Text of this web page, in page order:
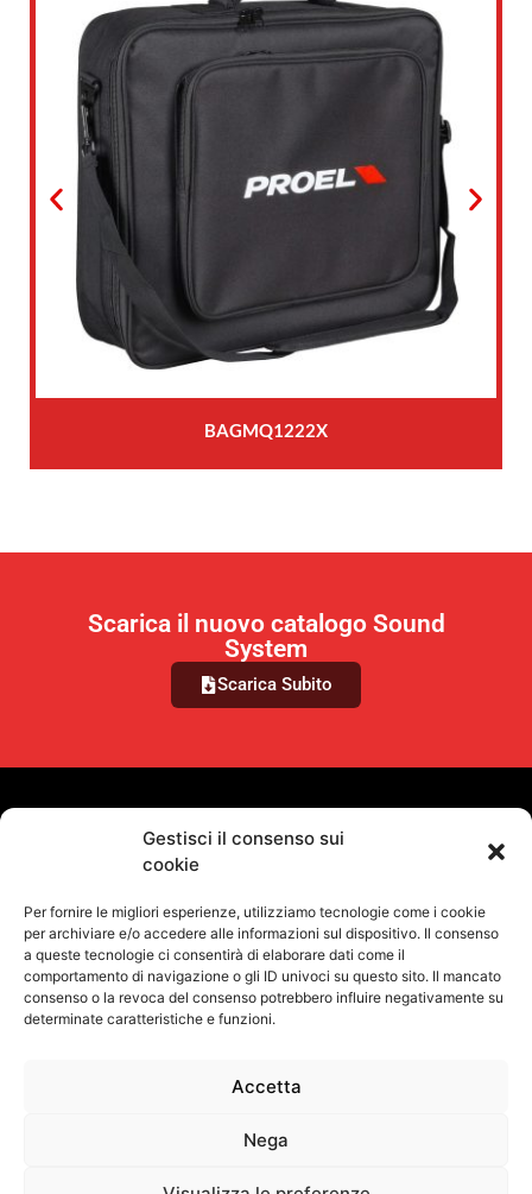
Gestisci il consenso sui
cookie
Per fornire le migliori esperienze, utilizziamo tecnologie come i cookie
per archiviare e/o accedere alle informazioni sul dispositivo. Il consenso
a queste tecnologie ci consentirà di elaborare dati come il
comportamento di navigazione o gli ID univoci su questo sito. Il mancato
consenso o la revoca del consenso potrebbero influire negativamente su
determinate caratteristiche e funzioni.
Accetta
Nega
BAGMQ1222X
Scarica il nuovo catalogo Sound
System
Scarica Subito
Termini e condizioni d'uso
Proel S.p.A.
P.Iva 00778590679 Cap.soc.: € 8.000.000 i.v. – C.C.I.A.A. Te R.E.A. n.
VUOI RIMANERE AGGIORNATO?
SEGUICI SUI NOSTRI SOCIAL